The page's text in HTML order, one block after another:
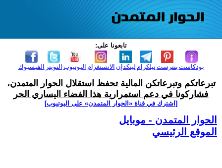
تابعونا على:
الفيسبوك التويتر اليوتيوب الانستغرام لينكدإن تيلكرامبنترست بودكاست
تبرعاتكم وتبرعاتكن المالية تحفظ استقلال الحوار المتمدن،
فشاركونا في دعم استمرارية هذا الفضاء اليساري الحر
[اشترك في قناة ‫«الحوار المتمدن» على اليوتيوب]
الحوار المتمدن - موبايل
الموقع الرئيسي